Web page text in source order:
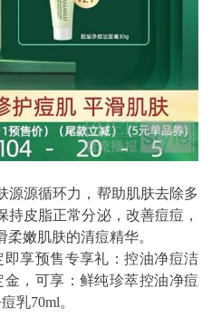
源循环力，帮助肌肤去除多
皮脂正常分泌，改善痘痘，
嫩肌肤的清痘精华。
享预售专享礼：控油净痘洁
金，可享：鲜纯珍萃控油净痘
乳70ml。